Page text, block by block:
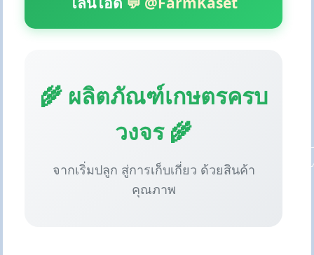
🌾 ผลิตภัณฑ์เกษตรครบ
วงจร 🌾
จากเริ่มปลูก สู่การเก็บเกี่ยว ด้วยสินค้า
คุณภาพ